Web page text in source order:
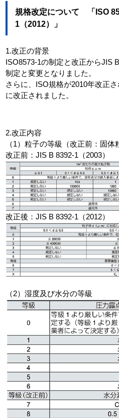
規格改定について 「ISO
1（2012）」
1.改正の背景
ISO8573-1の制定と改正からJIS
制定と変更となりました。
さらに、ISO規格が2010年改正
に改正されました。
2.改正内容
（1）粒子の等級（改正前：固体
改正前：JIS B 8392-1（2003）
改正後：JIS B 8392-1（2012）
（2）湿度及び水分の等級